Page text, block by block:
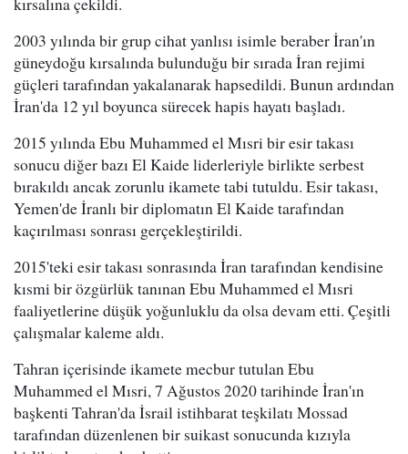
2003 yılında bir grup cihat yanlısı isimle beraber İran'ın
güneydoğu kırsalında bulunduğu bir sırada İran rejimi
güçleri tarafından yakalanarak hapsedildi. Bunun ardından
İran'da 12 yıl boyunca sürecek hapis hayatı başladı.
2015 yılında Ebu Muhammed el Mısri bir esir takası
sonucu diğer bazı El Kaide liderleriyle birlikte serbest
bırakıldı ancak zorunlu ikamete tabi tutuldu. Esir takası,
Yemen'de İranlı bir diplomatın El Kaide tarafından
kaçırılması sonrası gerçekleştirildi.
2015'teki esir takası sonrasında İran tarafından kendisine
kısmi bir özgürlük tanınan Ebu Muhammed el Mısri
faaliyetlerine düşük yoğunluklu da olsa devam etti. Çeşitli
çalışmalar kaleme aldı.
Tahran içerisinde ikamete mecbur tutulan Ebu
Muhammed el Mısri, 7 Ağustos 2020 tarihinde İran'ın
başkenti Tahran'da İsrail istihbarat teşkilatı Mossad
tarafından düzenlenen bir suikast sonucunda kızıyla